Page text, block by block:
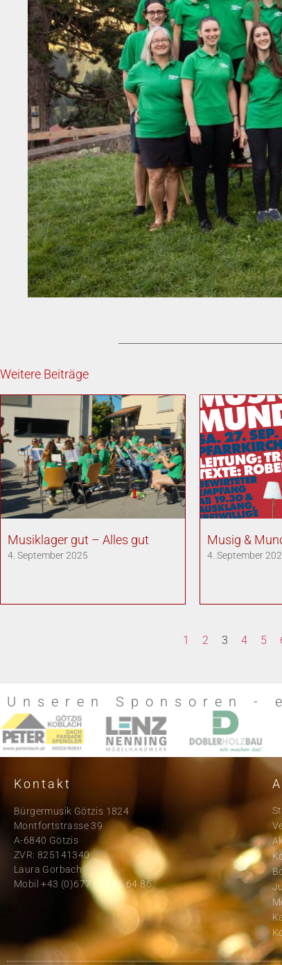
Weitere Beiträge
Musiklager gut – Alles gut
4. September 2025
Musig &
4. September
1 2 3 4 5
Unseren Sponsoren -
Kontakt
Bürgermusik Götzis 1824
Montfortstrasse 39
A-6840 Götzis
ZVR: 825141340
Laura Gorbach
Mobil +43 (0)677 | 61 66 64 86